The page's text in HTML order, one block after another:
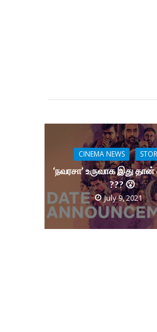
CINEMA NEWS
‘நவரசா’ உருவாக இது
??? 😮
July 9, 2021